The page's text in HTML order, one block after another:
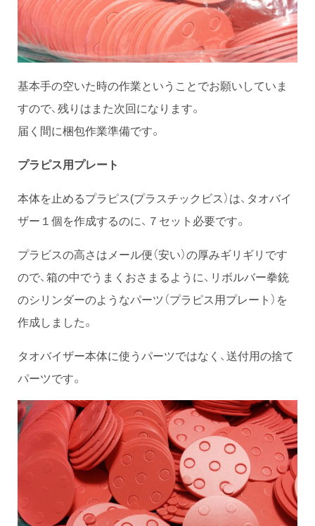
基本手の空いた時の作業ということでお願いしていま
すので、残りはまた次回になります。
届く間に梱包作業準備です。
プラピス用プレート
本体を止めるプラピス(プラスチックビス）は、タオバイ
ザー１個を作成するのに、７セット必要です。
プラビスの高さはメール便（安い）の厚みギリギリです
ので、箱の中でうまくおさまるように、リボルバー拳銃
のシリンダーのようなパーツ（プラピス用プレート）を
作成しました。
タオバイザー本体に使うパーツではなく、送付用の捨て
パーツです。